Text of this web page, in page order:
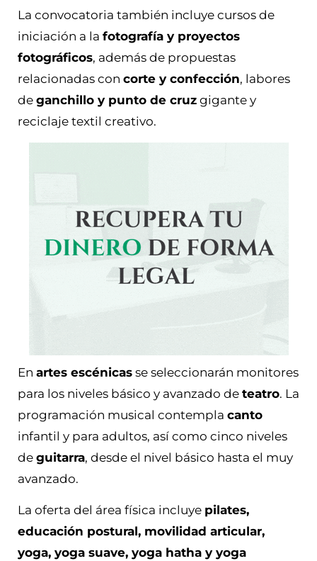
La convocatoria también incluye cursos de
iniciación a la fotografía y proyectos
fotográficos, además de propuestas
relacionadas con corte y confección, labores
de ganchillo y punto de cruz gigante y
reciclaje textil creativo.
En artes escénicas se seleccionarán monitores
para los niveles básico y avanzado de teatro. La
programación musical contempla canto
infantil y para adultos, así como cinco niveles
de guitarra, desde el nivel básico hasta el muy
avanzado.
La oferta del área física incluye pilates,
educación postural, movilidad articular,
yoga, yoga suave, yoga hatha y yoga